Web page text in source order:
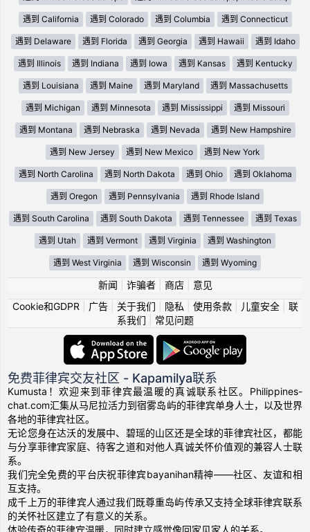
遇到 California 遇到 Colorado 遇到 Columbia 遇到 Connecticut
遇到 Delaware 遇到 Florida 遇到 Georgia 遇到 Hawaii 遇到 Idaho
遇到 Illinois 遇到 Indiana 遇到 Iowa 遇到 Kansas 遇到 Kentucky
遇到 Louisiana 遇到 Maine 遇到 Maryland 遇到 Massachusetts
遇到 Michigan 遇到 Minnesota 遇到 Mississippi 遇到 Missouri
遇到 Montana 遇到 Nebraska 遇到 Nevada 遇到 New Hampshire
遇到 New Jersey 遇到 New Mexico 遇到 New York
遇到 North Carolina 遇到 North Dakota 遇到 Ohio 遇到 Oklahoma
遇到 Oregon 遇到 Pennsylvania 遇到 Rhode Island
遇到 South Carolina 遇到 South Dakota 遇到 Tennessee 遇到 Texas
遇到 Utah 遇到 Vermont 遇到 Virginia 遇到 Washington
遇到 West Virginia 遇到 Wisconsin 遇到 Wyoming
新闻 诈骗者| 商店| 意见
Cookie和GDPR
广告| 关于我们 隐私 使用条款| 儿童安全| 联
系我们
常见问题
免费菲律宾交友社区 - Kapamilya联系
Kumusta！欢迎来到菲律宾最温暖的真诚联系社区。Philippines-
chat.com汇集从马尼拉活力到宿雾岛屿的菲律宾单身人士，以及世界
各地的菲律宾社区。
无论您身在达沃的发展中、碧瑶的山区还是全球的菲律宾社区，都能
与分享菲律宾家庭、待客之道和对他人真诚关怀价值观的兼容人士联
系。
我们完全免费的平台庆祝菲律宾bayanihan精神——社区、友谊和相
互支持。
成千上万的菲律宾人通过我们既尊重岛屿传承又支持全球菲律宾联系
的关怀社区建立了有意义的关系。
体验传奇的菲律宾温暖，同时建立感觉像回家见家人的关系。